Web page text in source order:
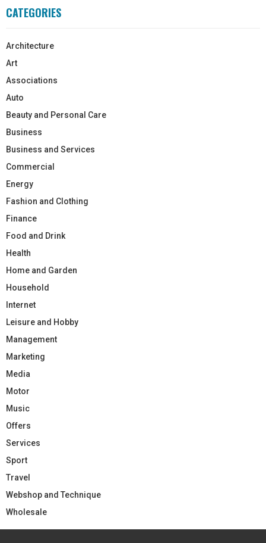
CATEGORIES
Architecture
Art
Associations
Auto
Beauty and Personal Care
Business
Business and Services
Commercial
Energy
Fashion and Clothing
Finance
Food and Drink
Health
Home and Garden
Household
Internet
Leisure and Hobby
Management
Marketing
Media
Motor
Music
Offers
Services
Sport
Travel
Webshop and Technique
Wholesale